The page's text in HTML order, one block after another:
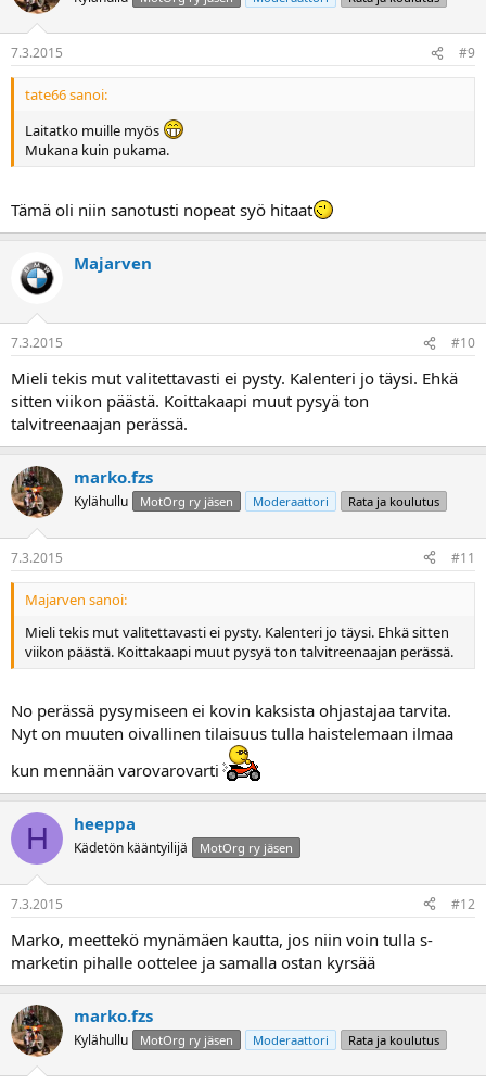
7.3.2015 #9
tate66 sanoi:
Laitatko muille myös
Mukana kuin pukama.
Tämä oli niin sanotusti nopeat syö hitaat
Majarven
7.3.2015 #10
Mieli tekis mut valitettavasti ei pysty. Kalenteri jo täysi. Ehkä
sitten viikon päästä. Koittakaapi muut pysyä ton
talvitreenaajan perässä.
marko.fzs
Kylähullu MotOrg ry jäsen Moderaattori Rata ja koulutus
7.3.2015 #11
Majarven sanoi:
Mieli tekis mut valitettavasti ei pysty. Kalenteri jo täysi. Ehkä sitten
viikon päästä. Koittakaapi muut pysyä ton talvitreenaajan perässä.
No perässä pysymiseen ei kovin kaksista ohjastajaa tarvita.
Nyt on muuten oivallinen tilaisuus tulla haistelemaan ilmaa
kun mennään varovarovarti
H heeppa
Kädetön kääntyilijä MotOrg ry jäsen
7.3.2015 #12
Marko, meettekö mynämäen kautta, jos niin voin tulla s-
marketin pihalle oottelee ja samalla ostan kyrsää
marko.fzs
Kylähullu MotOrg ry jäsen Moderaattori Rata ja koulutus